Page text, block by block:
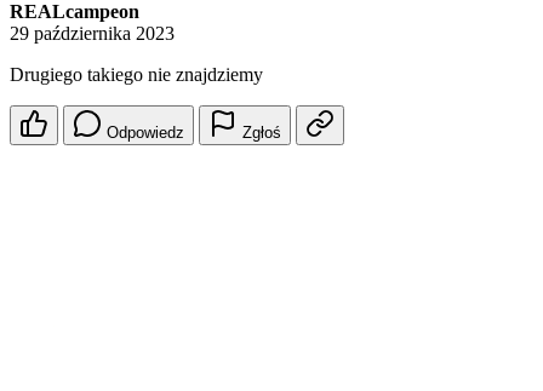
REALcampeon
29 października 2023
Drugiego takiego nie znajdziemy
Odpowiedz Zgłoś